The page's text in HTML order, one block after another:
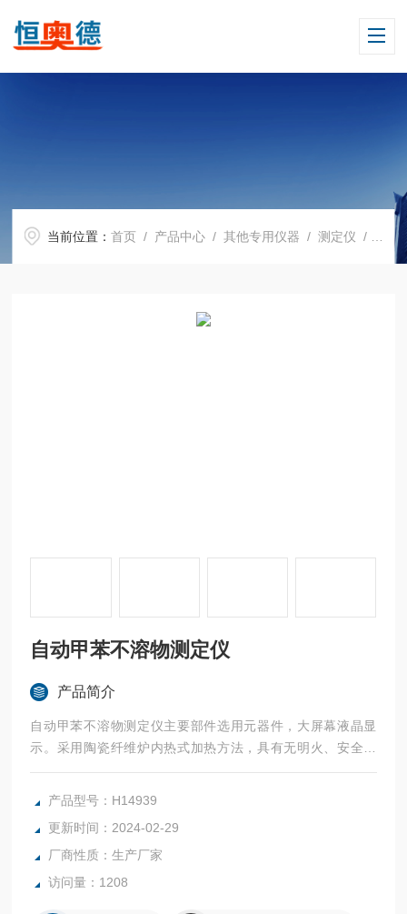
当前位置：首页 / 产品中心 /其他专用仪器 /测定仪 / H14939自动甲苯不溶物测定仪
自动甲苯不溶物测定仪
产品简介
自动甲苯不溶物测定仪主要部件选用元器件，大屏幕液晶显
示。采用陶瓷纤维炉内热式加热方法，具有无明火、安全环
保、加热升温速度快、美观大方、温度可控可调等优点。解决
了老式方法采用电热套加热，萃取速度达不到每分钟一次的缺
产品型号：H14939
更新时间：2024-02-29
厂商性质：生产厂家
访问量：1208